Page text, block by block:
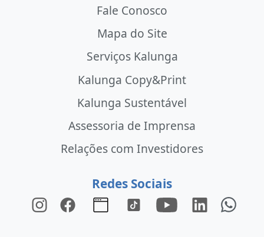
Fale Conosco
Mapa do Site
Serviços Kalunga
Kalunga Copy&Print
Kalunga Sustentável
Assessoria de Imprensa
Relações com Investidores
Redes Sociais